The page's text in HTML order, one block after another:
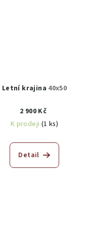
Letní krajina 40x50
2 900 Kč
K prodeji (1 ks)
Detail